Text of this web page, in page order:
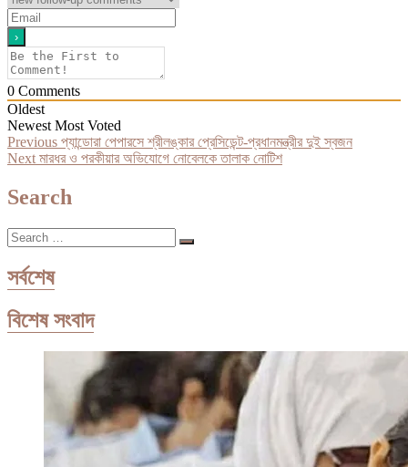
0 Comments
Oldest
Newest Most Voted
Post
navigation
Previous Previous
post:
প্যান্ডোরা পেপারসে শ্রীলঙ্কার প্রেসিডেন্ট-প্রধানমন্ত্রীর দুই স্বজন
Next Next
মারধর ও পরকীয়ার অভিযোগে নোবেলকে তালাক নোটিশ
Search
Search
…
সর্বশেষ
বিশেষ সংবাদ